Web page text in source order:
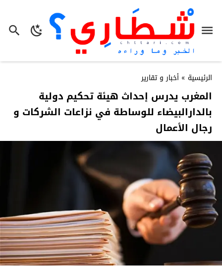
الرئيسية » أخبار و تقارير
المغرب يدرس إحداث هيئة تحكيم دولية
بالدارالبيضاء للوساطة في نزاعات الشركات و
رجال الأعمال